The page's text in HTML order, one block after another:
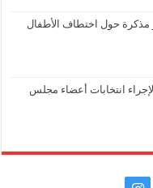
مذكرة حول اختطاف الأطفال
تحديد يوم 23 شتنبر 2026 لإجراء انتخابات أعضاء مجلس